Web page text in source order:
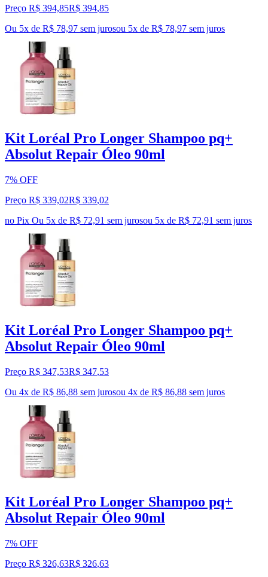
Preço R$ 394,85R$ 394,85
Ou 5x de R$ 78,97 sem jurosou 5x de R$ 78,97 sem juros
Kit Loréal Pro Longer Shampoo pq+
Absolut Repair Óleo 90ml
7% OFF
Preço R$ 339,02R$ 339,02
no Pix Ou 5x de R$ 72,91 sem jurosou 5x de R$ 72,91 sem juros
Kit Loréal Pro Longer Shampoo pq+
Absolut Repair Óleo 90ml
Preço R$ 347,53R$ 347,53
Ou 4x de R$ 86,88 sem jurosou 4x de R$ 86,88 sem juros
Kit Loréal Pro Longer Shampoo pq+
Absolut Repair Óleo 90ml
7% OFF
Preço R$ 326,63R$ 326,63